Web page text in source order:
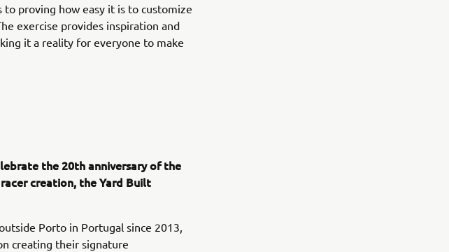
proving how easy it is to customize
exercise provides inspiration and
it a reality for everyone to make
the 20th anniversary of the
creation, the Yard Built
Porto in Portugal since 2013,
creating their signature